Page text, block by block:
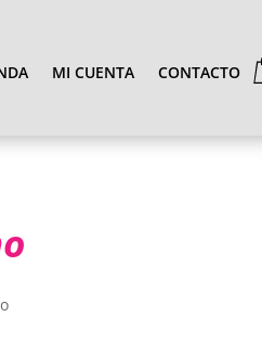
MI CUENTA CONTACTO